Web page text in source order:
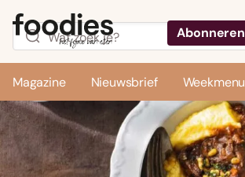
Abonneren
Magazine Nieuwsbrief Weekmenu